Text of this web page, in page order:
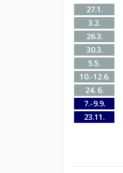
27.1.
3.2.
26.3.
30.3.
5.5.
10.-12.6.
24. 6.
7.-9.9.
23.11.